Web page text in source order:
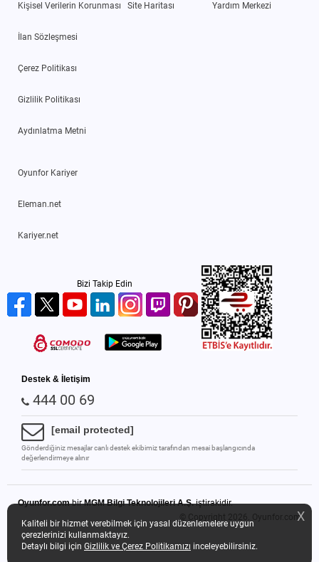
X
Kaliteli bir hizmet verebilmek için yasal düzenlemelere uygun
çerezlerinizi kullanmaktayız.
Detaylı bilgi için Gizlilik ve Çerez Politikamızı inceleyebilirsiniz.
Kişisel Verilerin Korunması
İlan Sözleşmesi
Çerez Politikası
Gizlilik Politikası
Aydınlatma Metni
Site Haritası Yardım Merkezi
Oyunfor Kariyer
Eleman.net
Kariyer.net
Bizi Takip Edin
Destek & İletişim
444 00 69
[email protected]
Gönderdiğiniz mesajlar canlı destek ekibimiz tarafından mesai başlangıcında
değerlendirmeye alınır
Oyunfor.combirMGM Bilgi Teknolojileri A.Ş.iştirakidir.
© Copyright 2026.
Oyunfor.com